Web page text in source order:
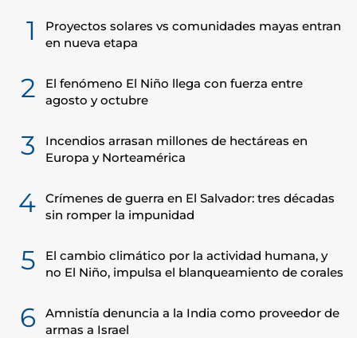
1
Proyectos solares vs comunidades mayas entran
en nueva etapa
2
El fenómeno El Niño llega con fuerza entre
agosto y octubre
3
Incendios arrasan millones de hectáreas en
Europa y Norteamérica
4
Crímenes de guerra en El Salvador: tres décadas
sin romper la impunidad
5
El cambio climático por la actividad humana, y
no El Niño, impulsa el blanqueamiento de corales
6
Amnistía denuncia a la India como proveedor de
armas a Israel